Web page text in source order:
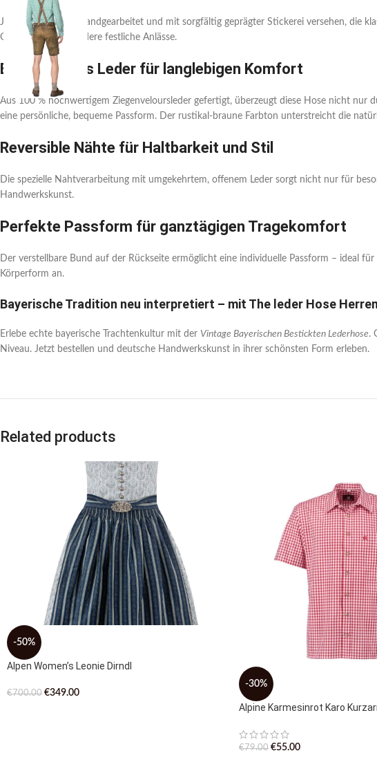
Jede Lederhose ist handgearbeitet und mit sorgfältig geprägter Stickerei versehen, die
Oktoberfest und andere festliche Anlässe.
Erstklassiges Leder für langlebigen Komfort
Aus 100 % hochwertigem Ziegenveloursleder gefertigt, überzeugt diese Hose nicht
eine persönliche, bequeme Passform. Der rustikal-braune Farbton unterstreicht die
Reversible Nähte für Haltbarkeit und Stil
Die spezielle Nahtverarbeitung mit umgekehrtem, offenem Leder sorgt nicht nur für
Handwerkskunst.
Perfekte Passform für ganztägigen Tragekomfort
Der verstellbare Bund auf der Rückseite ermöglicht eine individuelle Passform – ideal
Körperform an.
Bayerische Tradition neu interpretiert – mit The leder Hose Herren
Erlebe echte bayerische Trachtenkultur mit der Vintage Bayerischen Bestickten Lederhose.
Niveau. Jetzt bestellen und deutsche Handwerkskunst in ihrer schönsten Form erleben.
Related products
-50%
Alpen Women’s Leonie Dirndl
€700.00 €349.00
-30%
Alpine Karmesinrot Karo
€79.00 €55.00